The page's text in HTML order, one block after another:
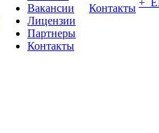
Вакансии
Лицензии
Партнеры
Контакты
Контакты +